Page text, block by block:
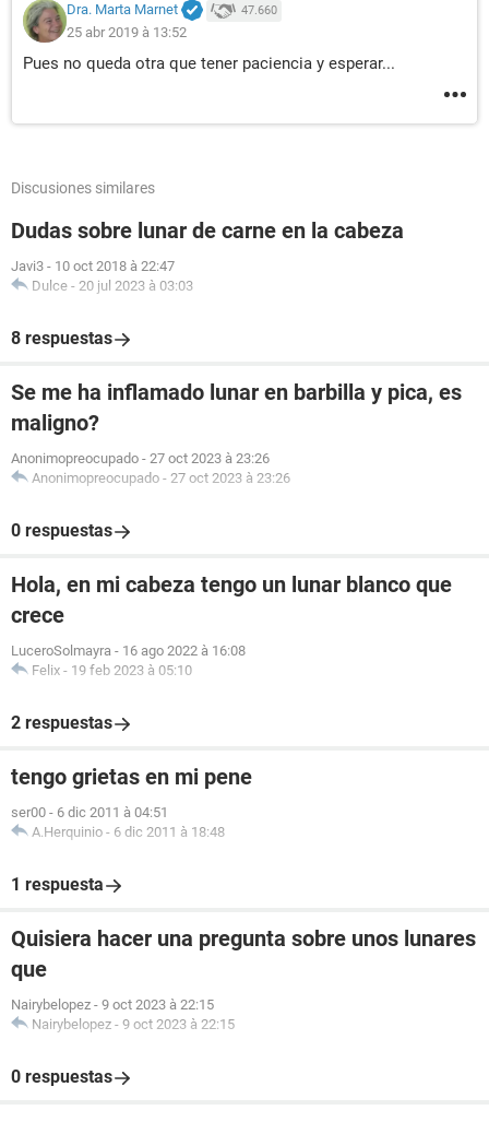
Dra. Marta Marnet 47.660
25 abr 2019 à 13:52
Pues no queda otra que tener paciencia y esperar...
Discusiones similares
Dudas sobre lunar de carne en la cabeza
Javi3 - 10 oct 2018 à 22:47
Dulce - 20 jul 2023 à 03:03
8 respuestas
Se me ha inflamado lunar en barbilla y pica, es
maligno?
Anonimopreocupado - 27 oct 2023 à 23:26
Anonimopreocupado - 27 oct 2023 à 23:26
0 respuestas
Hola, en mi cabeza tengo un lunar blanco que
crece
LuceroSolmayra - 16 ago 2022 à 16:08
Felix - 19 feb 2023 à 05:10
2 respuestas
tengo grietas en mi pene
ser00 - 6 dic 2011 à 04:51
A.Herquinio - 6 dic 2011 à 18:48
1 respuesta
Quisiera hacer una pregunta sobre unos lunares
que
Nairybelopez - 9 oct 2023 à 22:15
Nairybelopez - 9 oct 2023 à 22:15
0 respuestas